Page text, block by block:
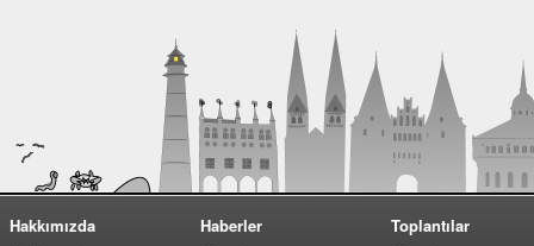
Hakkımızda
Haberler
Toplantılar